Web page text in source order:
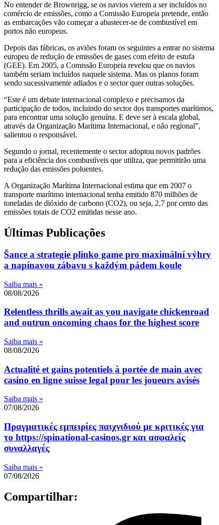
No entender de Brownrigg, se os navios vierem a ser incluídos no
comércio de emissões, como a Comissão Europeia pretende, então
as embarcações vão começar a abastecer-se de combustível em
portos não europeus.
Depois das fábricas, os aviões foram os seguintes a entrar no sistema
europeu de redução de emissões de gases com efeito de estufa
(GEE). Em 2005, a Comissão Europeia revelou que os navios
também seriam incluídos naquele sistema. Mas os planos foram
sendo sucessivamente adiados e o sector quer outras soluções.
“Este é um debate internacional complexo e precisamos da
participação de todos, incluindo do sector dos transportes marítimos,
para encontrar uma solução genuína. E deve ser à escala global,
através da Organização Marítima Internacional, e não regional”,
salientou o responsável.
Segundo o jornal, recentemente o sector adoptou novos padrões
para a eficiência dos combustíveis que utiliza, que permitirão uma
redução das emissões poluentes.
A Organização Marítima Internacional estima que em 2007 o
transporte marítimo internacional tenha emitido 870 milhões de
toneladas de dióxido de carbono (CO2), ou seja, 2,7 por cento das
emissões totais de CO2 emitidas nesse ano.
Últimas Publicações
Šance a strategie plinko game pro maximální výhry
a napínavou zábavu s každým pádem koule
Saiba mais »
08/08/2026
Relentless thrills await as you navigate chickenroad
and outrun oncoming chaos for the highest score
Saiba mais »
08/08/2026
Actualité et gains potentiels à portée de main avec
casino en ligne suisse legal pour les joueurs avisés
Saiba mais »
07/08/2026
Πραγματικές εμπειρίες παιχνιδιού με κριτικές για
το https://spinational-casinos.gr και ασφαλείς
συναλλαγές
Saiba mais »
07/08/2026
Compartilhar: